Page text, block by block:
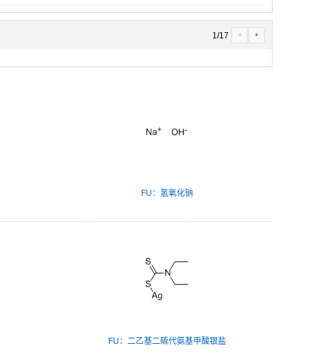
1/17 4 5
FU：氢氧化钠
FU：二乙基二硫代氨基甲酸银盐